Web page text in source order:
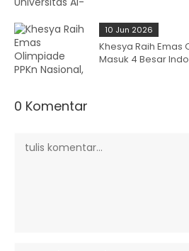
10 Jun 2026
Khesya Raih Emas
Masuk 4 Besar
0 Komentar